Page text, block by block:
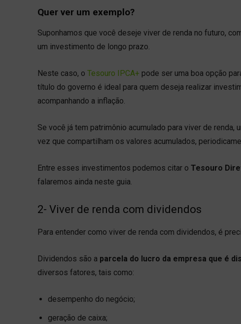
Quer ver um exemplo?
Suponhamos que você deseje viver de renda no futuro,
um investimento de longo prazo.
Neste caso, o Tesouro IPCA+ pode ser uma boa opção
título do governo é ideal para quem deseja realizar
acompanhando a inflação.
Se você já tem patrimônio acumulado para viver de
vez que compartilham os valores acumulados,
Entre esses investimentos podemos citar o Tesouro
falaremos ainda neste guia.
2- Viver de renda com dividendos
Para entender como viver de renda com dividendos, é
Dividendos são a parcela do lucro da empresa que é
diversos fatores, tais como:
desempenho do negócio;
geração de caixa;